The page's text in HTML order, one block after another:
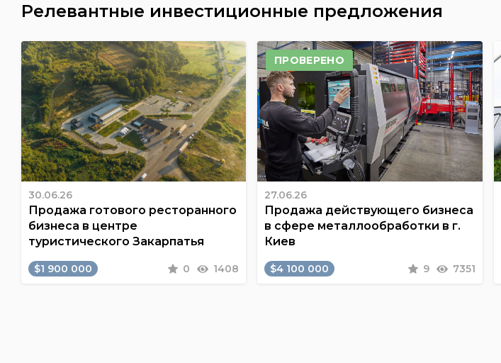
Релевантные инвестиционные предложения
30.06.26
Продажа готового ресторанного
бизнеса в центре
туристического Закарпатья
$1 900 000 0 1408
ПРОВЕРЕНО
27.06.26
Продажа действующего бизнеса
в сфере металлообработки в г.
Киев
$4 100 000 9 7351